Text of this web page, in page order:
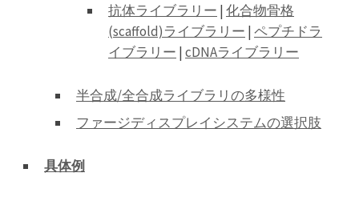
抗体ライブラリー |化合物骨格
(scaffold)ライブラリー |ペプチドラ
イブラリー |cDNAライブラリー
半合成/全合成ライブラリの多様性
ファージディスプレイシステムの選択肢
具体例